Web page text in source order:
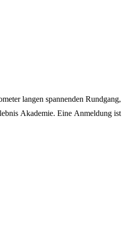
langen spannenden Rundgang,
Akademie. Eine Anmeldung ist